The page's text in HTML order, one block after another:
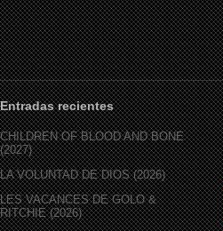
Entradas recientes
CHILDREN OF BLOOD AND BONE
(2027)
LA VOLUNTAD DE DIOS (2026)
LES VACANCES DE GOLO &
RITCHIE (2026)